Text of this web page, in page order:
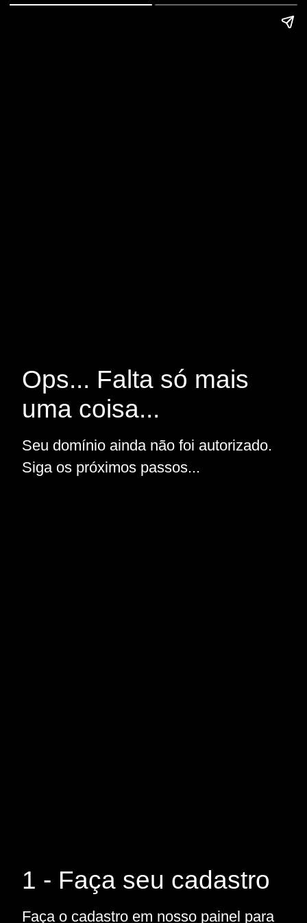
Ops... Falta só mais
uma coisa...
Seu domínio ainda não foi autorizado.
Siga os próximos passos...
1 - Faça seu cadastro
Faça o cadastro em nosso painel para